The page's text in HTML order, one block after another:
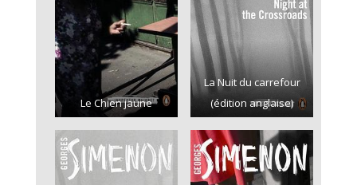
Le Chien jaune
La Nuit du carrefour
(édition anglaise)